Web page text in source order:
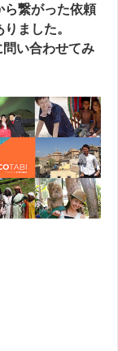
ら繋がった依頼
ました。
い合わせてみ